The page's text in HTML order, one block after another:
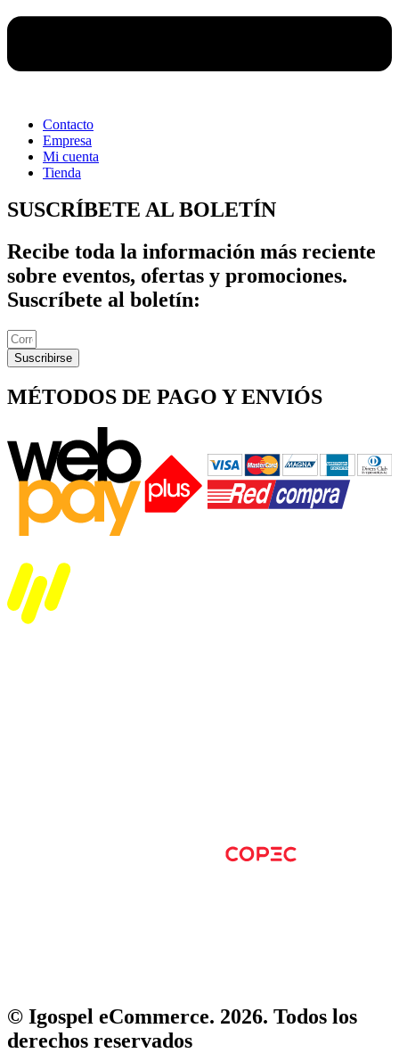
Contacto
Empresa
Mi cuenta
Tienda
SUSCRÍBETE AL BOLETÍN
Recibe toda la información más reciente
sobre eventos, ofertas y promociones.
Suscríbete al boletín:
Suscribirse
MÉTODOS DE PAGO Y ENVIÓS
© Igospel eCommerce. 2026. Todos los
derechos reservados